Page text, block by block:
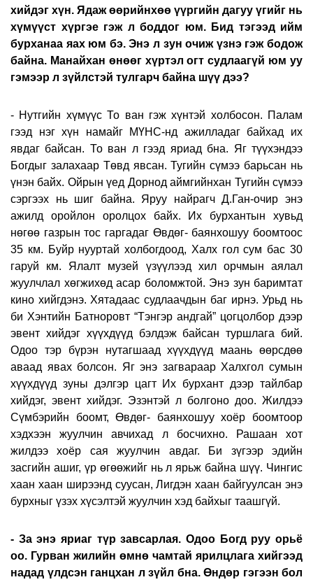
хийдэг хүн. Ядаж өөрийнхөө үүргийн дагуу үгийг нь
хүмүүст хүргэе гэж л боддог юм. Бид тэгээд ийм
бурханаа яах юм бэ. Энэ л зун очиж үзнэ гэж бодож
байна. Манайхан өнөөг хүртэл огт судлаагүй юм уу
гэмээр л зүйлстэй тулгарч байна шүү дээ?
- Нутгийн хүмүүс То ван гэж хүнтэй холбосон. Палам
гээд нэг хүн намайг МҮНС-нд ажилладаг байхад их
явдаг байсан. То ван л гээд яриад бна. Яг түүхэндээ
Богдыг залахаар Төвд явсан. Тугийн сүмээ барьсан нь
үнэн байх. Ойрын үед Дорнод аймгийнхан Тугийн сүмээ
сэргээх нь шиг байна. Яруу найрагч Д.Ган-очир энэ
ажилд оройлон оролцох байх. Их бурхантын хувьд
нөгөө газрын тос гаргадаг Өвдөг- баянхошуу боомтоос
35 км. Буйр нууртай холбогдоод, Халх гол сум бас 30
гаруй км. Ялалт музей үзүүлээд хил орчмын аялал
жуулчлал хөгжихөд асар боломжтой. Энэ зун баримтат
кино хийгдэнэ. Хятадаас судлаачдын баг ирнэ. Урьд нь
би Хэнтийн Батноровт “Тэнгэр андгай” цогцолбор дээр
эвент хийдэг хүүхдүүд бэлдэж байсан туршлага бий.
Одоо тэр бүрэн нутагшаад хүүхдүүд маань өөрсдөө
аваад явах болсон. Яг энэ загвараар Халхгол сумын
хүүхдүүд зуны дэлгэр цагт Их бурхант дээр тайлбар
хийдэг, эвент хийдэг. Эзэнтэй л болгоно доо. Жилдээ
Сүмбэрийн боомт, Өвдөг- баянхошуу хоёр боомтоор
хэдхээн жуулчин авчихад л босчихно. Рашаан хот
жилдээ хоёр сая жуулчин авдаг. Би зүгээр эдийн
засгийн ашиг, үр өгөөжийг нь л ярьж байна шүү. Чингис
хаан хаан ширээнд суусан, Лигдэн хаан байгуулсан энэ
бурхныг үзэх хүсэлтэй жуулчин хэд байхыг таашгүй.
- За энэ яриаг түр завсарлая. Одоо Богд руу орьё
оо. Гурван жилийн өмнө чамтай ярилцлага хийгээд
надад үлдсэн ганцхан л зүйл бна. Өндөр гэгээн бол